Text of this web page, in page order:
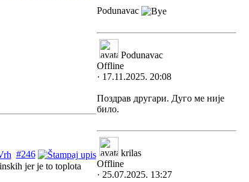
#246
jer je to toplota
Podunavac
Podunavac
Offline
· 17.11.2025. 20:08
Поздрав другари. Дуго ме није
било.
krilas
Offline
· 25.07.2025. 13:27